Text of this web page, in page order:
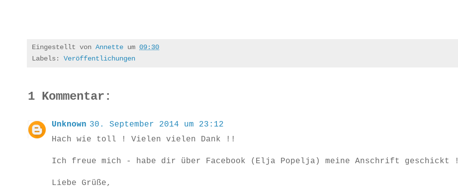
Eingestellt von Annette um 09:30
Labels: Veröffentlichungen
1 Kommentar:
Unknown 30. September 2014 um 23:12
Hach wie toll ! Vielen vielen Dank !!
Ich freue mich - habe dir über Facebook (Elja Popelja) meine Anschrift geschickt !
Liebe Grüße,